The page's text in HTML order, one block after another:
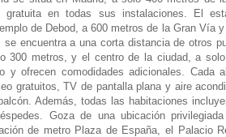
gratuita en todas sus instalaciones. El
de Debod, a 600 metros de la Gran Vía
encuentra a una corta distancia de otros
300 metros, y el centro de la ciudad, a
y ofrecen comodidades adicionales. Cada
gratuitos, TV de pantalla plana y aire
Además, todas las habitaciones
Goza de una ubicación
de metro Plaza de España, el Palacio